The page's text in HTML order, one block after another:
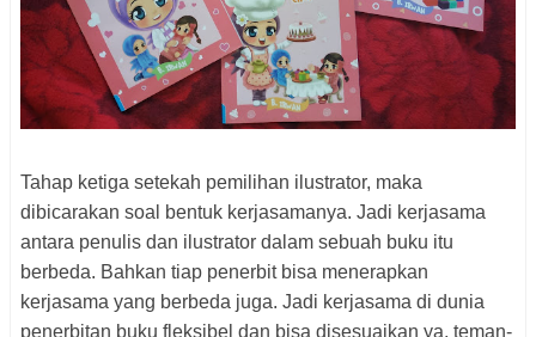
Tahap ketiga setekah pemilihan ilustrator, maka
dibicarakan soal bentuk kerjasamanya. Jadi kerjasama
antara penulis dan ilustrator dalam sebuah buku itu
berbeda. Bahkan tiap penerbit bisa menerapkan
kerjasama yang berbeda juga. Jadi kerjasama di dunia
penerbitan buku fleksibel dan bisa disesuaikan ya, teman-